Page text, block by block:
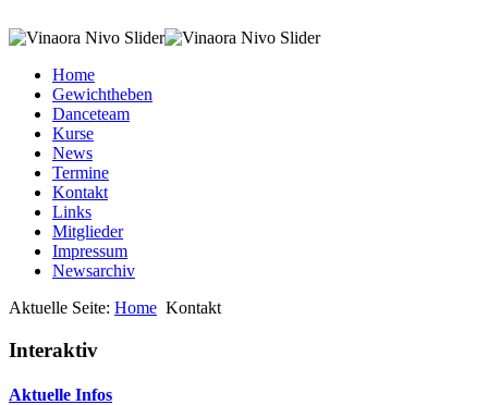
Home
Gewichtheben
Danceteam
Kurse
News
Termine
Kontakt
Links
Mitglieder
Impressum
Newsarchiv
Aktuelle Seite: Home Kontakt
Interaktiv
Aktuelle Infos